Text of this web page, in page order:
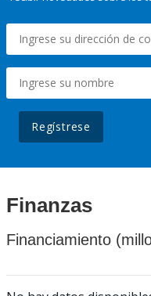
Regístrese
Finanzas
Financiamiento